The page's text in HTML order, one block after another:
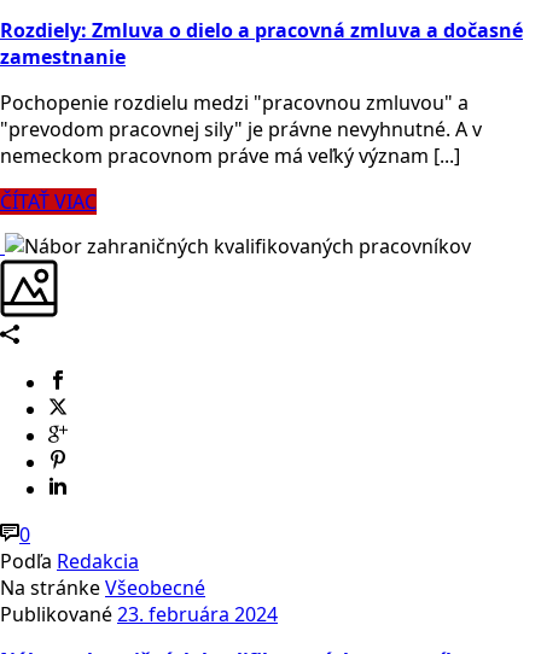
Rozdiely: Zmluva o dielo a pracovná zmluva a dočasné
zamestnanie
Pochopenie rozdielu medzi "pracovnou zmluvou" a
"prevodom pracovnej sily" je právne nevyhnutné. A v
nemeckom pracovnom práve má veľký význam [...]
ČÍTAŤ VIAC
0
Podľa Redakcia
Na stránkeVšeobecné
Publikované23. februára 2024